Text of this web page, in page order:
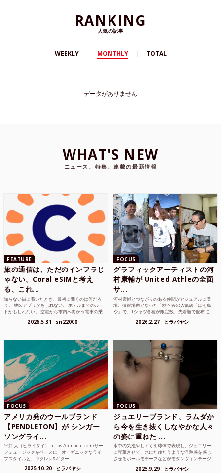
RANKING
人気の記事
WEEKLY MONTHLY TOTAL
データがありません
WHAT'S NEW
ニュース、特集、連載の最新情報
FEATURE
旅の通信は、ただのインフラじ
ゃない。Coral eSIMと考え
る、これ...
知らない街に着いたとき、最初に開くのは何だろ
う。 地図アプリかもしれない。 ホテルまでのルー
トかもしれない。 空港から市内へ向かう電車の乗
2026.5.31 sn22000
FOCUS
グラフィックアーティストの河
村康輔が United Athleの全面
サ...
河村康輔とつながりのある仲間がビジュアルに登
場。撮影場所となった千駄ヶ谷の人気店「ほそ島
や」で、Tシャツ各種が限定数、先着順で配布 こ
2026.2.27 ヒラバヤシ
FOCUS
アメリカ発のウールブランド
【PENDLETON】が シンガー
ソングライ...
平井 大（ヒライダイ） https://hiraidai.com/サー
フミュージックをベースに、オーガニックなライ
フスタイルと、ウクレレ&ギター...
2025.10.20 ヒラバヤシ
FOCUS
ジュエリーブランド、ラムダか
ら今を生き抜くしなやかな人々
の姿に重ねた ...
水中の気泡やしずくを球体で表現し、ジュエリー
に昇華させて、水にたゆたうような浮遊感を感じ
させるボールモチーフなどがモダンヴィンテージ
2025.9.29 ヒラバヤシ